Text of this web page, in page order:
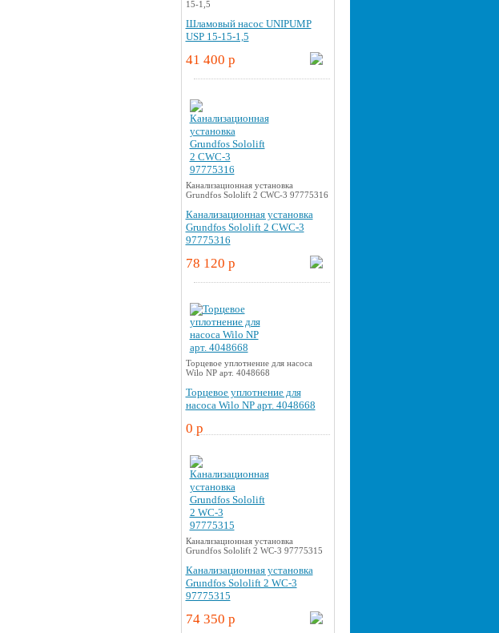
15-1,5
Шламовый насос UNIPUMP
USP 15-15-1,5
41 400 p
Канализационная установка
Grundfos Sololift 2 CWC-3 97775316
Канализационная установка
Grundfos Sololift 2 CWC-3
97775316
78 120 p
Торцевое уплотнение для насоса
Wilo NP арт. 4048668
Торцевое уплотнение для
насоса Wilo NP арт. 4048668
0 p
Канализационная установка
Grundfos Sololift 2 WC-3 97775315
Канализационная установка
Grundfos Sololift 2 WC-3
97775315
74 350 p